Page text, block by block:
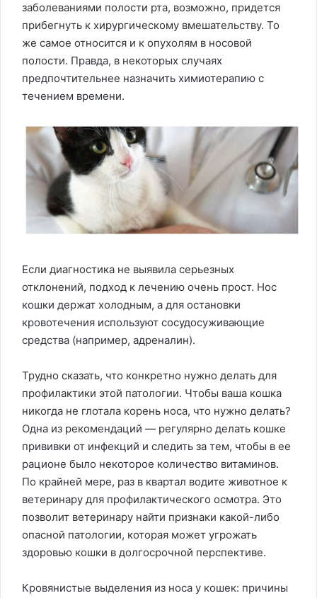
заболеваниями полости рта, возможно, придется
прибегнуть к хирургическому вмешательству. То
же самое относится и к опухолям в носовой
полости. Правда, в некоторых случаях
предпочтительнее назначить химиотерапию с
течением времени.
Если диагностика не выявила серьезных
отклонений, подход к лечению очень прост. Нос
кошки держат холодным, а для остановки
кровотечения используют сосудосуживающие
средства (например, адреналин).
Трудно сказать, что конкретно нужно делать для
профилактики этой патологии. Чтобы ваша кошка
никогда не глотала корень носа, что нужно делать?
Одна из рекомендаций — регулярно делать кошке
прививки от инфекций и следить за тем, чтобы в ее
рационе было некоторое количество витаминов.
По крайней мере, раз в квартал водите животное к
ветеринару для профилактического осмотра. Это
позволит ветеринару найти признаки какой-либо
опасной патологии, которая может угрожать
здоровью кошки в долгосрочной перспективе.
Кровянистые выделения из носа у кошек: причины